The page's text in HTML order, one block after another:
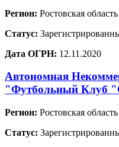
Регион: Ростовская область
Статус:
Дата ОГРН: 12.11.2020
Автономная
"Футбольный Клуб
Регион: Ростовская область
Статус: